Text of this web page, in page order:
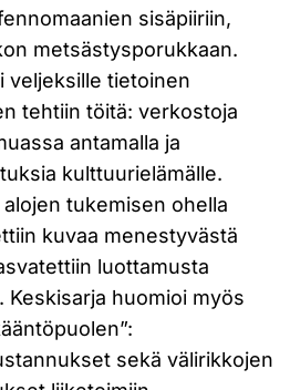
sisäpiiriin,
metsästysporukkaan.
veljeksille tietoinen
tehtiin töitä: verkostoja
antamalla ja
kulttuurielämälle.
tukemisen ohella
kuvaa menestyvästä
luottamusta
Keskisarja huomioi myös
sekä välirikkojen